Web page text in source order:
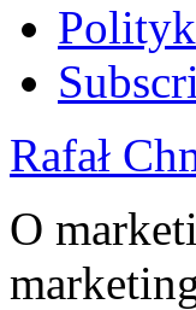
Rafał
O